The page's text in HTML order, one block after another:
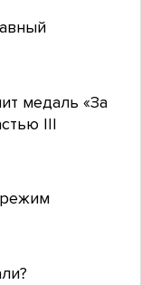
медаль «За
III
режим